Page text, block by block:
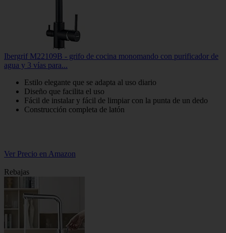
Ibergrif M22109B - grifo de cocina monomando con purificador de
agua y 3 vías para...
Estilo elegante que se adapta al uso diario
Diseño que facilita el uso
Fácil de instalar y fácil de limpiar con la punta de un dedo
Construcción completa de latón
Ver Precio en Amazon
Rebajas